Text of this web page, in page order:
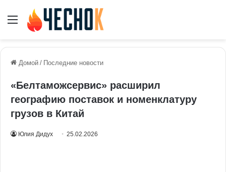
Меню
Домой / Последние новости
«Белтаможсервис» расширил
географию поставок и номенклатуру
грузов в Китай
Юлия Дидух 25.02.2026